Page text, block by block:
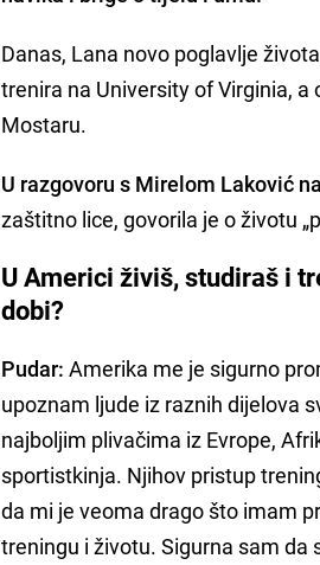
Danas, Lana novo poglavlje
trenira na University of Virginia,
Mostaru.
U razgovoru s Mirelom Laković
zaštitno lice, govorila je o životu
U Americi živiš, studiraš i
dobi?
Pudar: Amerika me je sigurno
upoznam ljude iz raznih dijelova
najboljim plivačima iz Evrope,
sportistkinja. Njihov pristup
da mi je veoma drago što imam
treningu i životu. Sigurna sam da